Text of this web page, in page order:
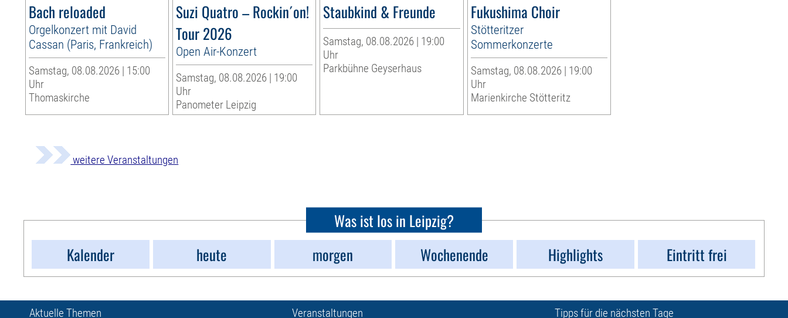
Bach reloaded
Orgelkonzert mit David
Cassan (Paris, Frankreich)
Samstag, 08.08.2026 | 15:00
Uhr
Thomaskirche
Suzi Quatro – Rockin´on!
Tour 2026
Open Air-Konzert
Samstag, 08.08.2026 | 19:00
Uhr
Panometer Leipzig
Staubkind & Freunde
Samstag, 08.08.2026 | 19:00
Uhr
Parkbühne Geyserhaus
Fukushima Choir
Stötteritzer
Sommerkonzerte
Samstag, 08.08.2026 | 19:00
Uhr
Marienkirche Stötteritz
weitere Veranstaltungen
Was ist los in Leipzig?
Kalender
heute morgen Wochenende Highlights Eintritt frei
Aktuelle Themen Veranstaltungen Tipps für die nächsten Tage